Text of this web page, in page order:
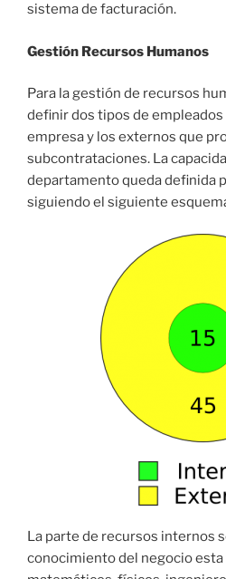
sistema de facturación.
Gestión Recursos Humanos
Para la gestión de recursos
definir dos tipos de empleados
empresa y los externos que
subcontrataciones. La
departamento queda definida
siguiendo el siguiente
La parte de recursos internos
conocimiento del negocio